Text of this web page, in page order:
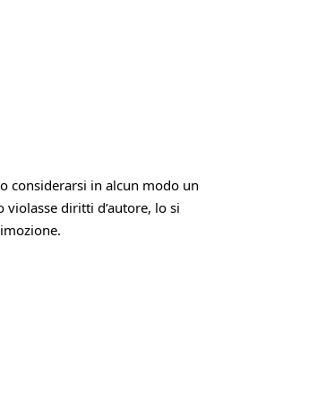
considerarsi in alcun modo un
diritti d’autore, lo si